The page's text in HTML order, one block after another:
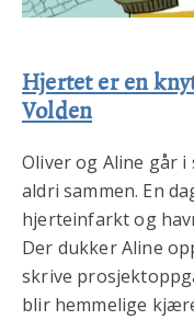
Hjertet er en
Volden
Oliver og Aline går i
aldri sammen. En
hjerteinfarkt og
Der dukker Aline
skrive
blir hemmelige